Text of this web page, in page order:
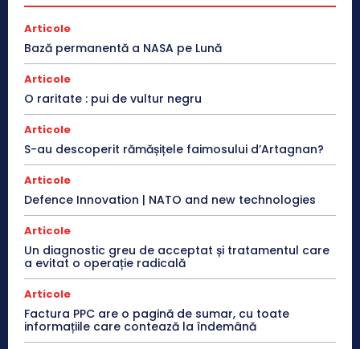
Articole
Bază permanentă a NASA pe Lună
Articole
O raritate : pui de vultur negru
Articole
S-au descoperit rămășițele faimosului d’Artagnan?
Articole
Defence Innovation | NATO and new technologies
Articole
Un diagnostic greu de acceptat și tratamentul care
a evitat o operație radicală
Articole
Factura PPC are o pagină de sumar, cu toate
informațiile care contează la îndemână